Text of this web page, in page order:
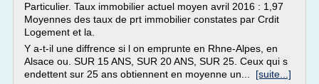
Particulier. Taux immobilier actuel moyen avril 2016 : 1,97
Moyennes des taux de prt immobilier constates par Crdit
Logement et la.
Y a-t-il une diffrence si l on emprunte en Rhne-Alpes, en
Alsace ou. SUR 15 ANS, SUR 20 ANS, SUR 25. Ceux qui s
endettent sur 25 ans obtiennent en moyenne un... [suite...]